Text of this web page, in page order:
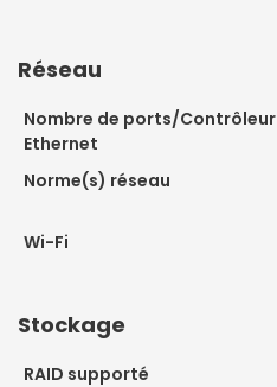
Réseau
Nombre de ports/Contrôleur
Ethernet
Norme(s) réseau
Wi-Fi
Stockage
RAID supporté